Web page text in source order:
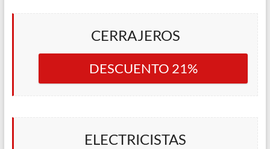
CERRAJEROS
DESCUENTO 21%
ELECTRICISTAS